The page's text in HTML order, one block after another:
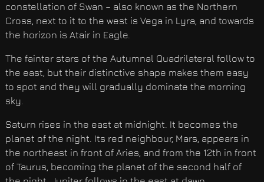
constellation of Swan – also known as the Northern
Cross, next to it to the west is Vega in Lyra, and towards
the horizon is Atair in Eagle.
The fainter stars of the Autumnal Quadrilateral follow to
the east, but their distinctive shape makes them easy
to spot and they will gradually dominate the morning
sky.
Saturn rises in the east at midnight. It becomes the
planet of the night. Its red neighbour, Mars, appears in
the northeast in front of Aries, and from the 12th in front
of Taurus, becoming the planet of the second half of